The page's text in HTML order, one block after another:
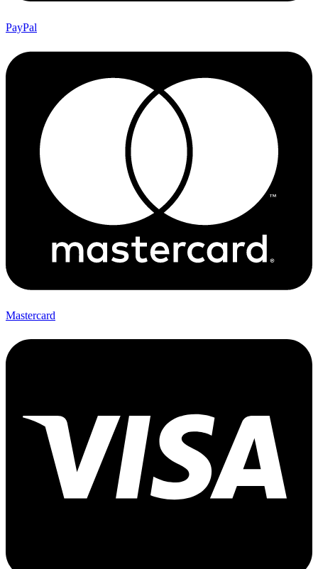
PayPal
Mastercard